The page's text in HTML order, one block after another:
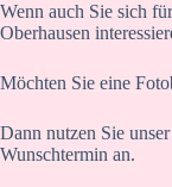
Wenn auch Sie sich
Oberhausen
Möchten Sie eine
Dann nutzen Sie
Wunschtermin an.